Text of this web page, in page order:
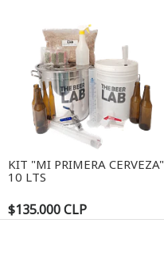
KIT "MI PRIMERA CERVEZA"
10 LTS
$135.000 CLP